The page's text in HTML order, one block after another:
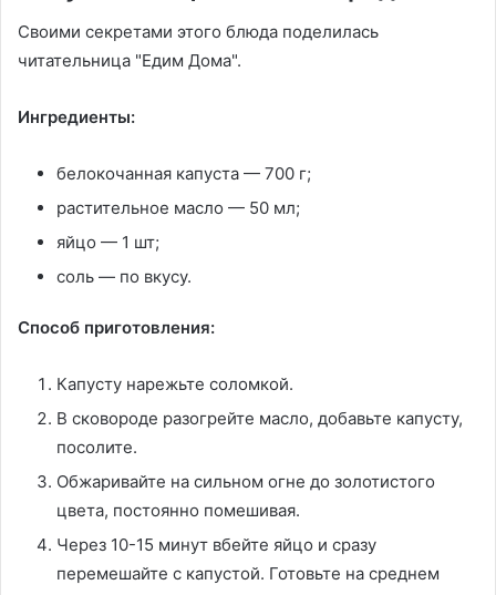
Своими секретами этого блюда поделилась
читательница "Едим Дома".
Ингредиенты:
белокочанная капуста — 700 г;
растительное масло — 50 мл;
яйцо — 1 шт;
соль — по вкусу.
Способ приготовления:
Капусту нарежьте соломкой.
В сковороде разогрейте масло, добавьте капусту,
посолите.
Обжаривайте на сильном огне до золотистого
цвета, постоянно помешивая.
Через 10-15 минут вбейте яйцо и сразу
перемешайте с капустой. Готовьте на среднем